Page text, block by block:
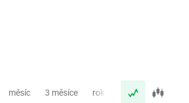
měsíc 3 měsíce rok